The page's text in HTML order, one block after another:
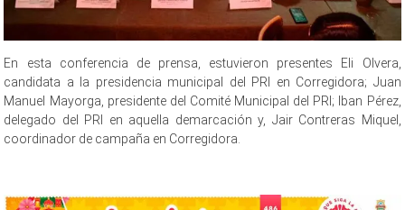
En esta conferencia de prensa, estuvieron presentes Eli Olvera,
candidata a la presidencia municipal del PRI en Corregidora; Juan
Manuel Mayorga, presidente del Comité Municipal del PRI; Iban Pérez,
delegado del PRI en aquella demarcación y, Jair Contreras Miquel,
coordinador de campaña en Corregidora.